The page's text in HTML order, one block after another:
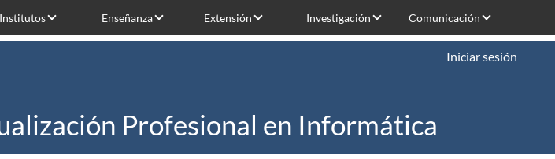
Institutos Enseñanza Extensión Investigación Comunicación
Profesional en Informática
Iniciar sesión